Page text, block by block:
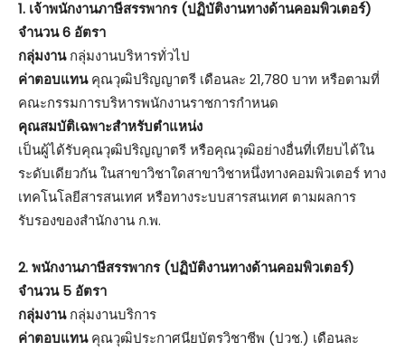
1. เจ้าพนักงานภาษีสรรพากร (ปฏิบัติงานทางด้านคอมพิวเตอร์)
จำนวน 6 อัตรา
กลุ่มงานกลุ่มงานบริหารทั่วไป
ค่าตอบแทนคุณวุฒิปริญญาตรี เดือนละ 21,780 บาท หรือตามที่
คณะกรรมการบริหารพนักงานราชการกำหนด
คุณสมบัติเฉพาะสำหรับตำแหน่ง
เป็นผู้ได้รับคุณวุฒิปริญญาตรี หรือคุณวุฒิอย่างอื่นที่เทียบได้ใน
ระดับเดียวกัน ในสาขาวิชาใดสาขาวิชาหนึ่งทางคอมพิวเตอร์ ทาง
เทคโนโลยีสารสนเทศ หรือทางระบบสารสนเทศ ตามผลการ
รับรองของสำนักงาน ก.พ.
2. พนักงานภาษีสรรพากร (ปฏิบัติงานทางด้านคอมพิวเตอร์)
จำนวน 5 อัตรา
กลุ่มงานกลุ่มงานบริการ
ค่าตอบแทนคุณวุฒิประกาศนียบัตรวิชาชีพ (ปวช.) เดือนละ